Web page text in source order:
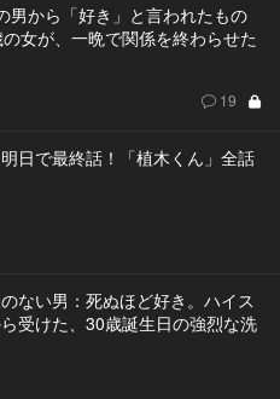
男から「好き」と言われたもの
女が、一晩で関係を終わらせた
19
日で最終話！「植木くん」全話
ない男：死ぬほど好き。ハイス
受けた、30歳誕生日の強烈な洗